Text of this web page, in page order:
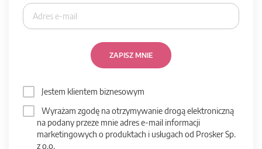
ZAPISZ MNIE
Jestem klientem biznesowym
Wyrażam zgodę na otrzymywanie drogą elektroniczną
na podany przeze mnie adres e-mail informacji
marketingowych o produktach i usługach od Prosker Sp.
z o.o.